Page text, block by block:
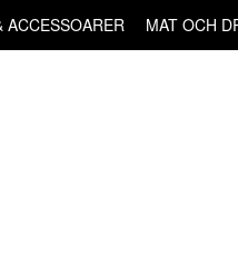
ACCESSOARER MAT OCH